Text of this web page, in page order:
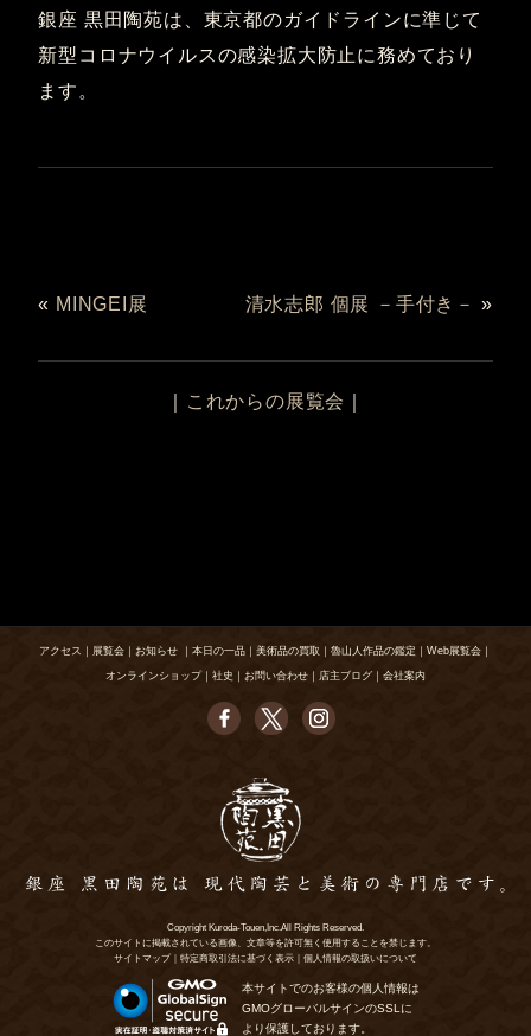
銀座 黒田陶苑は、東京都のガイドラインに準じて
新型コロナウイルスの感染拡大防止に務めており
ます。
« MINGEI展 清水志郎 個展 －手付き－ »
これからの展覧会
アクセス ｜ 展覧会 ｜ お知らせ ｜ 本日の一品 ｜ 美術品の買取 ｜ 魯山人作品の鑑定 ｜ Web展覧会 ｜
オンラインショップ｜ 社史 ｜ お問い合わせ ｜ 店主ブログ ｜ 会社案内
Copyright Kuroda-Touen,Inc.All Rights Reserved.
このサイトに掲載されている画像、文章等を許可無く使用することを禁じます。
サイトマップ ｜ 特定商取引法に基づく表示 ｜ 個人情報の取扱いについて
本サイトでのお客様の個人情報は
GMOグローバルサインのSSLに
より保護しております。